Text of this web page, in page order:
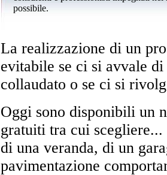
possibile.
La realizzazione di un
evitabile se ci si avvale
collaudato o se ci si
Oggi sono disponibili un
gratuiti tra cui
di una veranda, di un
pavimentazione